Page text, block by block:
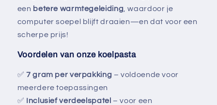
een betere warmtegeleiding , waardoor je
computer soepel blijft draaien—en dat voor een
scherpe prijs!
Voordelen van onze koelpasta
✅7 gram per verpakking – voldoende voor
meerdere toepassingen
✅ Inclusief verdeelspatel – voor een